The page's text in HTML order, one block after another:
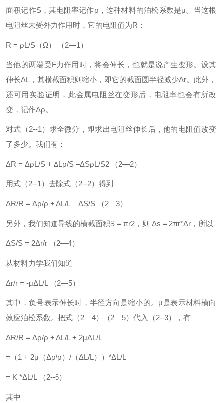
面积记作S，其电阻率记作ρ，这种材料的泊松系数是μ。当这根
电阻丝未受外力作用时，它的电阻值为R：
R = ρL/S（Ω） （2—1）
当他的两端受F力作用时，将会伸长，也就是说产生变形。设其
伸长ΔL，其横截面积则缩小，即它的截面圆半径减少Δr。此外，
还可用实验证明，此金属电阻丝在变形后，电阻率也会有所改
变，记作Δρ。
对式（2--1）求全微分，即求出电阻丝伸长后，他的电阻值改变
了多少。我们有：
ΔR = ΔρL/S + ΔLρ/S –ΔSρL/S2 （2—2）
用式（2--1）去除式（2--2）得到
ΔR/R = Δρ/ρ + ΔL/L – ΔS/S （2—3）
另外，我们知道导线的横截面积S = πr2，则 Δs = 2πr*Δr，所以
ΔS/S = 2Δr/r （2—4）
从材料力学我们知道
Δr/r = -μΔL/L （2—5）
其中，负号表示伸长时，半径方向是缩小的。μ是表示材料横向
效应泊松系数。把式（2—4）（2—5）代入（2--3），有
ΔR/R = Δρ/ρ + ΔL/L + 2μΔL/L
=（1 + 2μ（Δρ/ρ）/（ΔL/L））*ΔL/L
= K *ΔL/L （2--6）
其中